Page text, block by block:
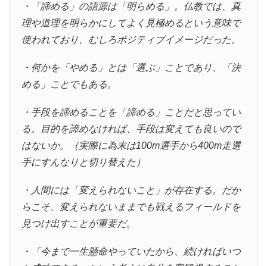
・「諦める」の語源は「明らめる」。仏教では、真
理や道理を明らかにしてよく見極めるという意味で
使われており、むしろポジティブイメージだった。
・何かを「やめる」とは「選ぶ」ことであり、「決
める」ことでもある。
・手段を諦めることを「諦める」ことだと思ってい
る。目的を諦めなければ、手段は変えても良いので
はないか。（実際に為末は100m選手から400m走選
手にすんなりと切り替えた）
・人間には「変えられないこと」が存在する。だか
らこそ、変えられないままでも戦えるフィールドを
見つけ出すことが重要だ。
・「今まで一生懸命やっていたから、続ければいつ